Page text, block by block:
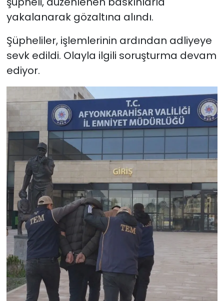
yakalanarak gözaltına alındı.
Şüpheliler, işlemlerinin ardından adliyeye
sevk edildi. Olayla ilgili soruşturma devam
ediyor.